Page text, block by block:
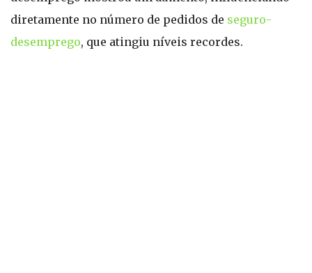
diretamente no número de pedidos de seguro-
desemprego, que atingiu níveis recordes.